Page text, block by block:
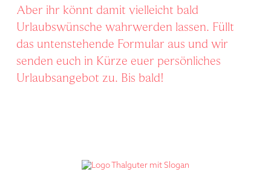
Aber ihr könnt damit vielleicht bald
Urlaubswünsche wahrwerden lassen. Füllt
das untenstehende Formular aus und wir
senden euch in Kürze euer persönliches
Urlaubsangebot zu. Bis bald!